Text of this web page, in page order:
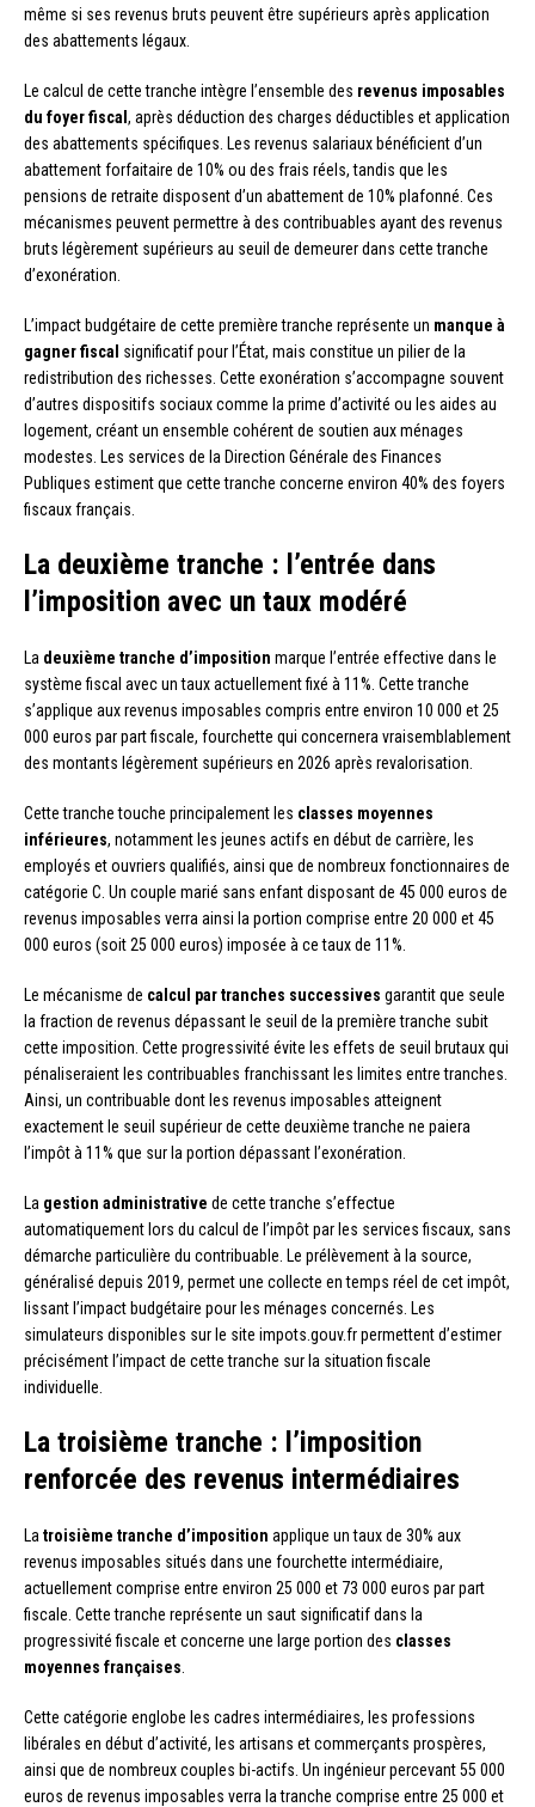
même si ses revenus bruts peuvent être supérieurs après application
des abattements légaux.
Le calcul de cette tranche intègre l’ensemble des revenus imposables
du foyer fiscal , après déduction des charges déductibles et application
des abattements spécifiques. Les revenus salariaux bénéficient d’un
abattement forfaitaire de 10% ou des frais réels, tandis que les
pensions de retraite disposent d’un abattement de 10% plafonné. Ces
mécanismes peuvent permettre à des contribuables ayant des revenus
bruts légèrement supérieurs au seuil de demeurer dans cette tranche
d’exonération.
L’impact budgétaire de cette première tranche représente un manque à
gagner fiscal significatif pour l’État, mais constitue un pilier de la
redistribution des richesses. Cette exonération s’accompagne souvent
d’autres dispositifs sociaux comme la prime d’activité ou les aides au
logement, créant un ensemble cohérent de soutien aux ménages
modestes. Les services de la Direction Générale des Finances
Publiques estiment que cette tranche concerne environ 40% des foyers
fiscaux français.
La deuxième tranche : l’entrée dans
l’imposition avec un taux modéré
La deuxième tranche d’imposition marque l’entrée effective dans le
système fiscal avec un taux actuellement fixé à 11%. Cette tranche
s’applique aux revenus imposables compris entre environ 10 000 et 25
000 euros par part fiscale, fourchette qui concernera vraisemblablement
des montants légèrement supérieurs en 2026 après revalorisation.
Cette tranche touche principalement les classes moyennes
inférieures, notamment les jeunes actifs en début de carrière, les
employés et ouvriers qualifiés, ainsi que de nombreux fonctionnaires de
catégorie C. Un couple marié sans enfant disposant de 45 000 euros de
revenus imposables verra ainsi la portion comprise entre 20 000 et 45
000 euros (soit 25 000 euros) imposée à ce taux de 11%.
Le mécanisme de calcul par tranches successives garantit que seule
la fraction de revenus dépassant le seuil de la première tranche subit
cette imposition. Cette progressivité évite les effets de seuil brutaux qui
pénaliseraient les contribuables franchissant les limites entre tranches.
Ainsi, un contribuable dont les revenus imposables atteignent
exactement le seuil supérieur de cette deuxième tranche ne paiera
l’impôt à 11% que sur la portion dépassant l’exonération.
La gestion administrative de cette tranche s’effectue
automatiquement lors du calcul de l’impôt par les services fiscaux, sans
démarche particulière du contribuable. Le prélèvement à la source,
généralisé depuis 2019, permet une collecte en temps réel de cet impôt,
lissant l’impact budgétaire pour les ménages concernés. Les
simulateurs disponibles sur le site impots.gouv.fr permettent d’estimer
précisément l’impact de cette tranche sur la situation fiscale
individuelle.
La troisième tranche : l’imposition
renforcée des revenus intermédiaires
Latroisième tranche d’imposition applique un taux de 30% aux
revenus imposables situés dans une fourchette intermédiaire,
actuellement comprise entre environ 25 000 et 73 000 euros par part
fiscale. Cette tranche représente un saut significatif dans la
progressivité fiscale et concerne une large portion des classes
moyennes françaises.
Cette catégorie englobe les cadres intermédiaires, les professions
libérales en début d’activité, les artisans et commerçants prospères,
ainsi que de nombreux couples bi-actifs. Un ingénieur percevant 55 000
euros de revenus imposables verra la tranche comprise entre 25 000 et